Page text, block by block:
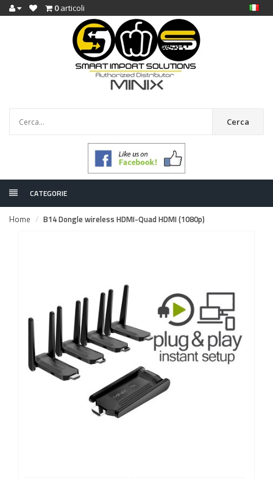
0articoli
Cerca
CATEGORIE
Home B14 Dongle wireless HDMI-Quad HDMI (1080p)